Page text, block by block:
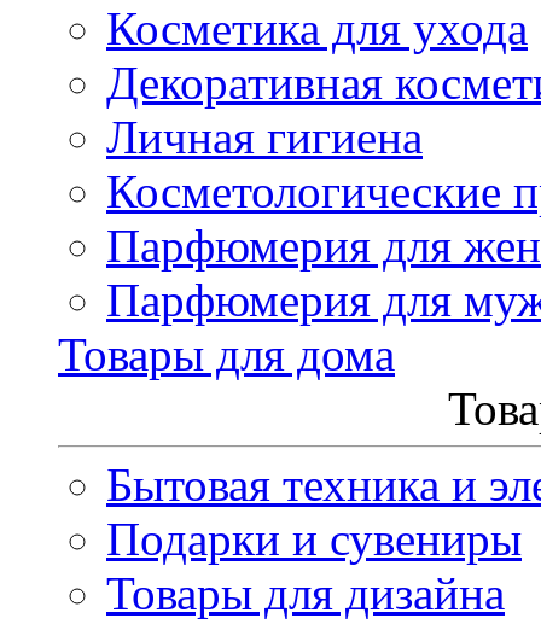
Косметика для ухода
Декоративная
Личная гигиена
Косметологические
Парфюмерия для
Парфюмерия для
Товары для дома
Бытовая техника и
Подарки и сувениры
Товары для дизайна